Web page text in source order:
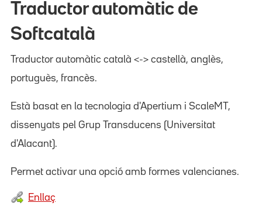
Traductor automàtic de
Softcatalà
Traductor automàtic català <-> castellà, anglès,
portuguès, francès.
Està basat en la tecnologia d'Apertium i ScaleMT,
dissenyats pel Grup Transducens (Universitat
d'Alacant).
Permet activar una opció amb formes valencianes.
Enllaç